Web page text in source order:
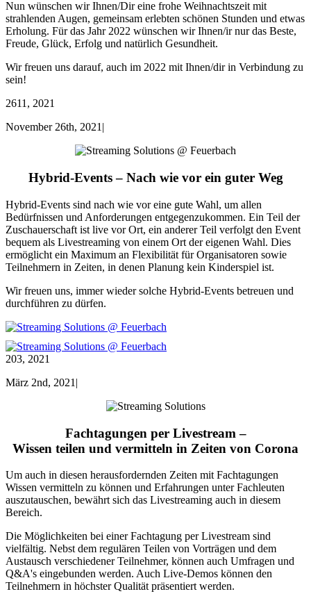
Nun wünschen wir Ihnen/Dir eine frohe Weihnachtszeit mit
strahlenden Augen, gemeinsam erlebten schönen Stunden und etwas
Erholung. Für das Jahr 2022 wünschen wir Ihnen/ir nur das Beste,
Freude, Glück, Erfolg und natürlich Gesundheit.
Wir freuen uns darauf, auch im 2022 mit Ihnen/dir in Verbindung zu
sein!
2611, 2021
November 26th, 2021
Hybrid-Events– Nach wie vor ein guter Weg
Hybrid-Events sind nach wie vor eine gute Wahl, um allen
Bedürfnissen und Anforderungen entgegenzukommen. Ein Teil der
Zuschauerschaft ist live vor Ort, ein anderer Teil verfolgt den Event
bequem als Livestreaming von einem Ort der eigenen Wahl. Dies
ermöglicht ein Maximum an Flexibilität für Organisatoren sowie
Teilnehmern in Zeiten, in denen Planung kein Kinderspiel ist.
Wir freuen uns, immer wieder solche Hybrid-Events betreuen und
durchführen zu dürfen.
203, 2021
März 2nd, 2021 |
Fachtagungen per Livestream –
Wissen teilen und vermitteln in Zeiten von Corona
Um auch in diesen herausfordernden Zeiten mit Fachtagungen
Wissen vermitteln zu können und Erfahrungen unterFachleuten
auszutauschen, bewährt sich das Livestreaming auch in diesem
Bereich.
Die Möglichkeiten bei einer Fachtagung per Livestream sind
vielfältig. Nebst dem regulären Teilen von Vorträgen und dem
Austausch verschiedener Teilnehmer, können auch Umfragen und
Q&A's eingebunden werden. Auch Live-Demos können den
Teilnehmern in höchster Qualität präsentiert werden.